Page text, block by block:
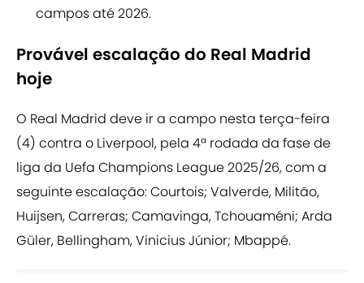
campos até 2026.
Provável escalação do Real Madrid
hoje
O Real Madrid deve ir a campo nesta terça-feira
(4) contra o Liverpool, pela 4ª rodada da fase de
liga da Uefa Champions League 2025/26, com a
seguinte escalação: Courtois; Valverde, Militão,
Huijsen, Carreras; Camavinga, Tchouaméni; Arda
Güler, Bellingham, Vinicius Júnior; Mbappé.